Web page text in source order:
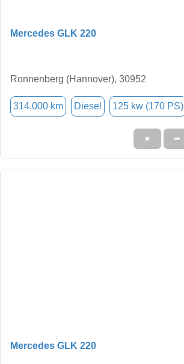
Mercedes GLK 220
Ronnenberg (Hannover), 30952
314.000 km Diesel 125 kw (170 PS)
★ ➦
Mercedes GLK 220